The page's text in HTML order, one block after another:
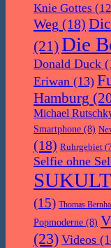
Knie Gottes
Weg (18)
(21)Die
Donald Duck
Eriwan (13)
Hamburg
Michael
Smartphone (8)
(18) Ruhrgebiet
Selfie ohne
(15) Thomas
Popmoderne (8)
(23) Videos